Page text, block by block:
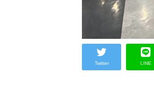
Twitter LINE